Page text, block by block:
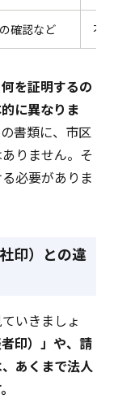
確認など 不
を証明するの
に異なりま
書類に、市区
りません。そ
必要がありま
印）との違
いきましょ
印）」や、請
あくまで法人